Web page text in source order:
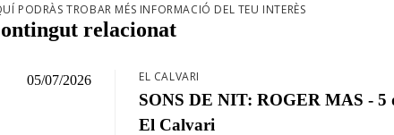
PODRÀS TROBAR MÉS INFORMACIÓ DEL TEU INTERÈS
relacionat
05/07/2026 EL CALVARI
SONS DE NIT: ROGER MAS - 5
El Calvari